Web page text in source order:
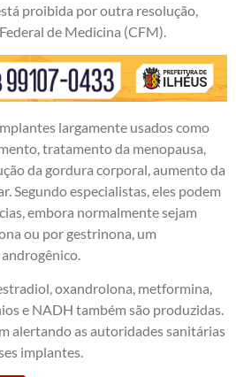
proibida por outra resolução,
de Medicina (CFM).
largamente usados como
tratamento da menopausa,
da gordura corporal, aumento da
Segundo especialistas, eles podem
embora normalmente sejam
ou por gestrinona, um
oxandrolona, metformina,
e NADH também são produzidas.
alertando as autoridades sanitárias
implantes.